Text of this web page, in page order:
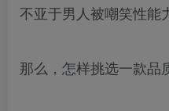
不亚于男人被嘲笑性能
那么，怎样挑选一款品